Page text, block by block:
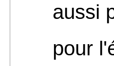
aussi
pour